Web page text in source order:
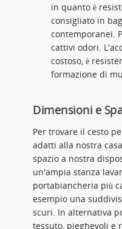
in quanto è
consigliato in
contemporanei.
cattivi odori.
costoso, è
formazione di
Dimensioni e
Per trovare il cesto
adatti alla nostra
spazio a nostra
un'ampia stanza
portabiancheria più
esempio una
scuri. In alternativa
tessuto, pieghevoli e